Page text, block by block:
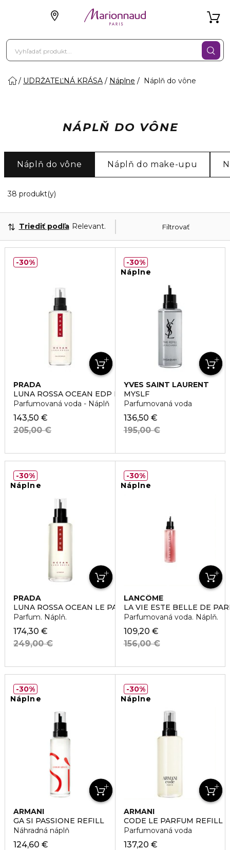
UDRŽATEĽNÁ KRÁSA Náplne Náplň do vône
NÁPLŇ DO VÔNE
Náplň do vône Náplň do make-upu
38 produkt(y)
Filtrovať
Triediť podľa Relevantnosť
PRADA
LUNA ROSSA OCEAN EDP REFILL
Parfumovaná voda - Náplň
143,50 €
205,00 €
30%
Náplne
YVES SAINT LAURENT
MYSLF
Parfumovaná voda
136,50 €
195,00 €
30%
Náplne
PRADA
LUNA ROSSA OCEAN LE PARFUM REFILL
Parfum. Náplň.
174,30 €
249,00 €
30%
Náplne
LANCÔME
LA VIE ESTE BELLE DE
Parfumovaná voda. Náplň.
109,20 €
156,00 €
30%
Náplne
ARMANI
GA SI PASSIONE REFILL
Náhradná náplň
124,60 €
30%
Náplne
ARMANI
CODE LE PARFUM REFILL
Parfumovaná voda
137,20 €
30%